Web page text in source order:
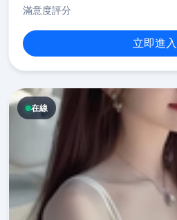
滿意度評分
立即進入
在線